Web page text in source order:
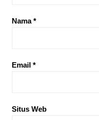
Nama*
Email *
Situs Web